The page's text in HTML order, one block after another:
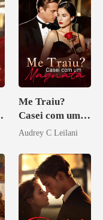
Me Traiu?
Casei com um
Magnata
Audrey C Leilani